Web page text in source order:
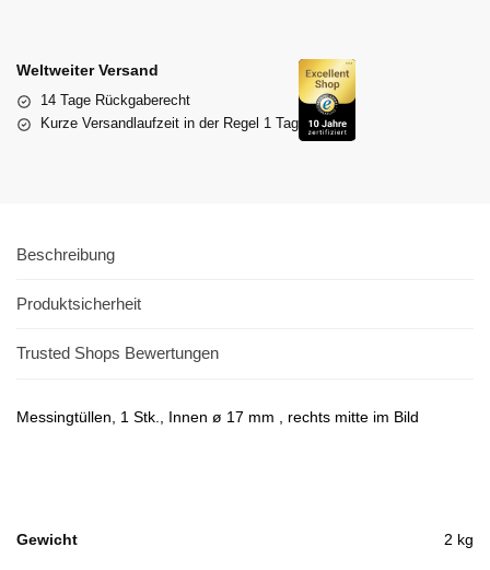
Weltweiter Versand
14 Tage Rückgaberecht
Kurze Versandlaufzeit in der Regel 1 Tag
Beschreibung
Produktsicherheit
Trusted Shops Bewertungen
Messingtüllen, 1 Stk., Innen ø 17 mm , rechts mitte im Bild
Gewicht 2 kg